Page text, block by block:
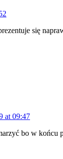
się
at 09:47
bo w końcu